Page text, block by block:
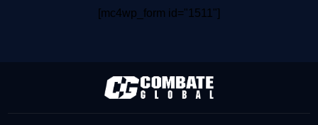
[mc4wp_form id="1511"]